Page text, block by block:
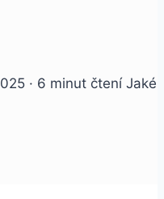
· 6 minut čtení Jaké